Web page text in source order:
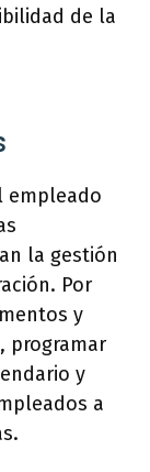
de la
empleado
la gestión
Por
y
programar
y
a